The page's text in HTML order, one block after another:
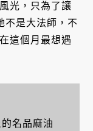
光，只為了讓
是大法師，不
這個月最想遇
名品麻油